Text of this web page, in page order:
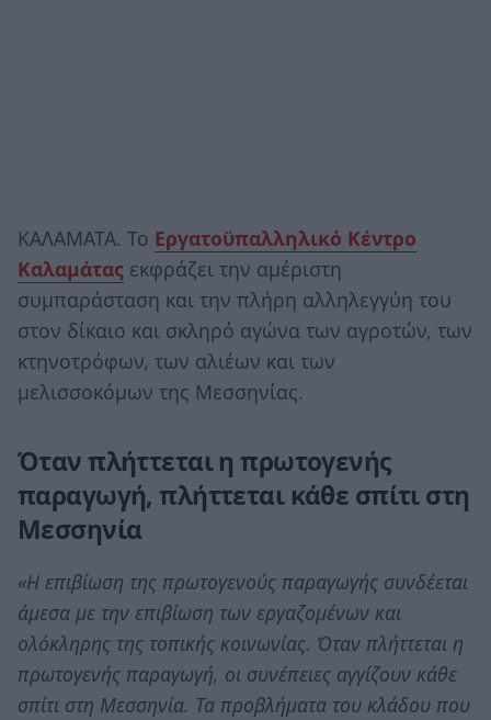
ΚΑΛΑΜΑΤΑ. Το Εργατοϋπαλληλικό Κέντρο
Καλαμάτας εκφράζει την αμέριστη
συμπαράσταση και την πλήρη αλληλεγγύη του
στον δίκαιο και σκληρό αγώνα των αγροτών, των
κτηνοτρόφων, των αλιέων και των
μελισσοκόμων της Μεσσηνίας.
Όταν πλήττεται η πρωτογενής
παραγωγή, πλήττεται κάθε σπίτι στη
Μεσσηνία
«Η επιβίωση της πρωτογενούς παραγωγής συνδέεται
άμεσα με την επιβίωση των εργαζομένων και
ολόκληρης της τοπικής κοινωνίας. Όταν πλήττεται η
πρωτογενής παραγωγή, οι συνέπειες αγγίζουν κάθε
σπίτι στη Μεσσηνία. Τα προβλήματα του κλάδου που